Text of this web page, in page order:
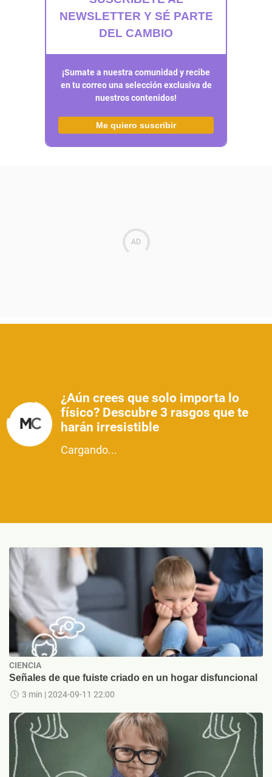
NEWSLETTER Y SÉ PARTE
DEL CAMBIO
¡Sumate a nuestra comunidad y recibe
en tu correo una selección exclusiva de
nuestros contenidos!
Me quiero suscribir
¿Aún crees que solo importa lo
físico? Descubre 3 rasgos que te
harán irresistible
Cargando...
CIENCIA
Señales de que fuiste criado en un hogar disfuncional
3 min | 2024-09-11 22:00